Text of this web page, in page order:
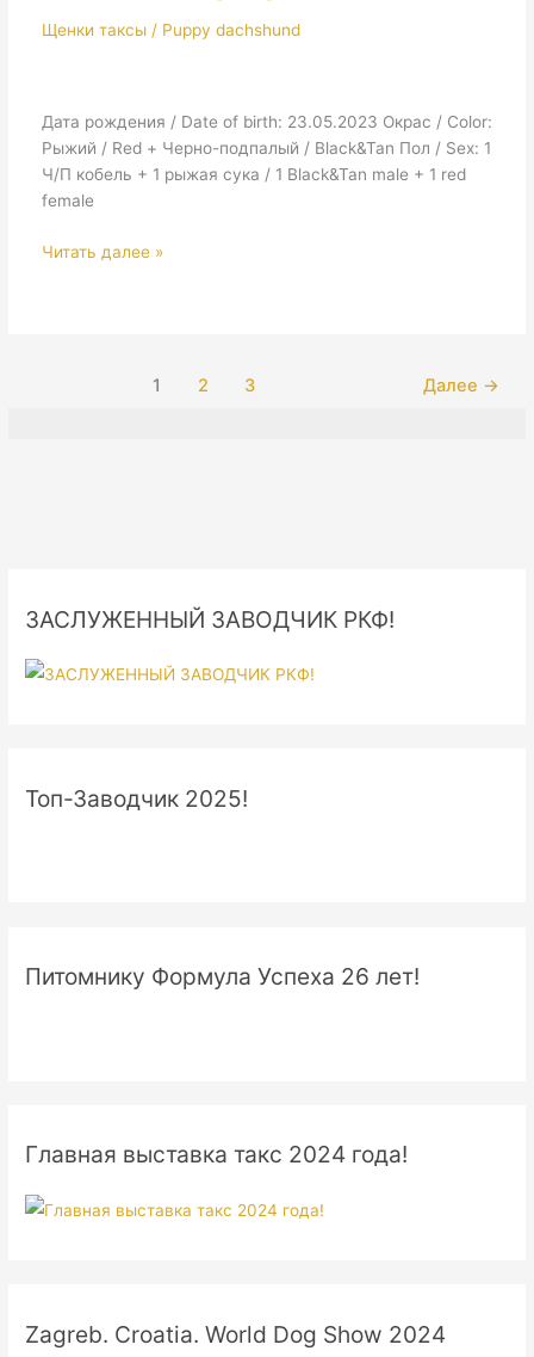
Продан
Щенки таксы / Puppy dachshund
Дата рождения / Date of birth: 23.05.2023 Окрас / Color:
Рыжий / Red + Черно-подпалый / Black&Tan Пол / Sex: 1
Ч/П кобель + 1 рыжая сука / 1 Black&Tan male + 1 red
female
3
Читать далее »
1 2 3 Далее →
ЗАСЛУЖЕННЫЙ ЗАВОДЧИК РКФ!
Топ-Заводчик 2025!
Питомнику Формула Успеха 26 лет!
Главная выставка такс 2024 года!
Zagreb. Croatia. World Dog Show 2024